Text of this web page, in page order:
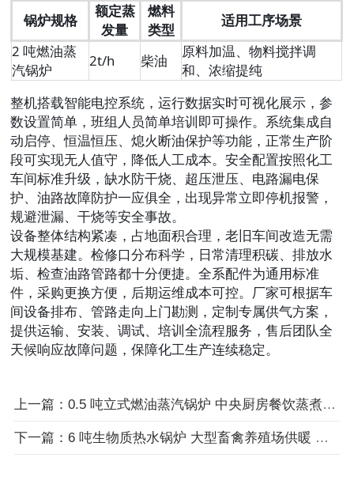
锅炉规格
额定蒸
发量
燃料
类型
适用工序场景
2 吨燃油蒸
汽锅炉
2t/h 柴油
原料加温、物料搅拌调
和、浓缩提纯
整机搭载智能电控系统，运行数据实时可视化展示，参
数设置简单，班组人员简单培训即可操作。系统集成自
动启停、恒温恒压、熄火断油保护等功能，正常生产阶
段可实现无人值守，降低人工成本。安全配置按照化工
车间标准升级，缺水防干烧、超压泄压、电路漏电保
护、油路故障防护一应俱全，出现异常立即停机报警，
规避泄漏、干烧等安全事故。
设备整体结构紧凑，占地面积合理，老旧车间改造无需
大规模基建。检修口分布科学，日常清理积碳、排放水
垢、检查油路管路都十分便捷。全系配件为通用标准
件，采购更换方便，后期运维成本可控。厂家可根据车
间设备排布、管路走向上门勘测，定制专属供气方案，
提供运输、安装、调试、培训全流程服务，售后团队全
天候响应故障问题，保障化工生产连续稳定。
上一篇：0.5 吨立式燃油蒸汽锅炉 中央厨房餐饮蒸煮消毒立式蒸汽锅炉
下一篇：6 吨生物质热水锅炉 大型畜禽养殖场供暖 圈舍恒温 消毒用水专用锅炉